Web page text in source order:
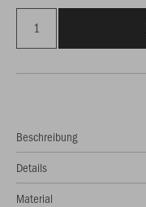
Beschreibung
Details
Material